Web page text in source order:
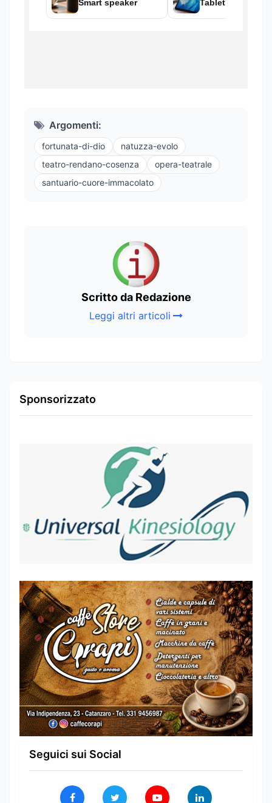
Argomenti:
fortunata-di-dio
natuzza-evolo
teatro-rendano-cosenza
opera-teatrale
santuario-cuore-immacolato
Scritto da Redazione
Leggi altri articoli
Sponsorizzato
Seguici sui Social